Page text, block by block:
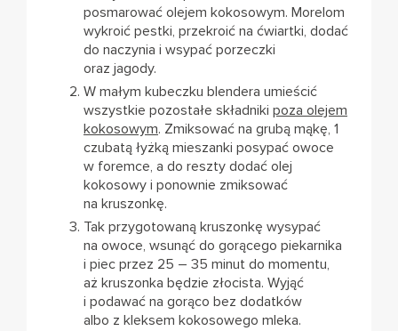
posmarować olejem kokosowym. Morelom
wykroić pestki, przekroić na ćwiartki, dodać
do naczynia i wsypać porzeczki
oraz jagody.
W małym kubeczku blendera umieścić
wszystkie pozostałe składniki poza olejem
kokosowym. Zmiksować na grubą mąkę, 1
czubatą łyżką mieszanki posypać owoce
w foremce, a do reszty dodać olej
kokosowy i ponownie zmiksować
na kruszonkę.
Tak przygotowaną kruszonkę wysypać
na owoce, wsunąć do gorącego piekarnika
i piec przez 25 – 35 minut do momentu,
aż kruszonka będzie złocista. Wyjąć
i podawać na gorąco bez dodatków
albo z kleksem kokosowego mleka.